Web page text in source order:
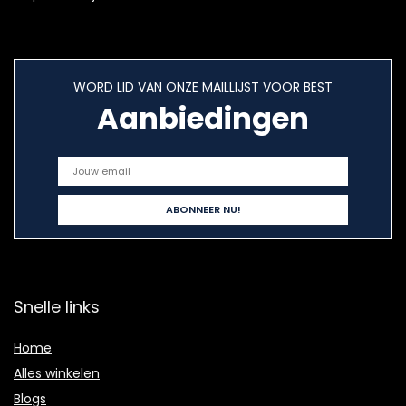
WORD LID VAN ONZE MAILLIJST VOOR BEST
Aanbiedingen
Snelle links
Home
Alles winkelen
Blogs